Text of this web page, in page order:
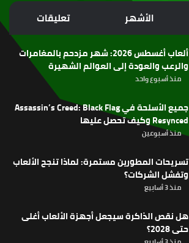
الموقع
RSS
الأشهر تعليقات
ألعاب أغسطس 2026: شهر مزدحم بالمغامرات
والرعب والعودة إلى العوالم الشهيرة
منذ أسبوع واحد
جميع الأسلحة في Assassin’s Creed: Black Flag
Resynced وكيف تحصل عليها
منذ أسبوعين
تسريحات المطورين مستمرة: لماذا تنجح الألعاب
وتفشل الشركات؟
منذ 3 أسابيع
هل نقص الذاكرة سيجعل أجهزة الألعاب أغلى
حتى 2028؟